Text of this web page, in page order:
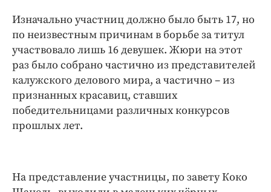
Клиника года
Бренд года
Работодатель года
Изначально участниц должно было быть 17, но
по неизвестным причинам в борьбе за титул
участвовало лишь 16 девушек. Жюри на этот
раз было собрано частично из представителей
калужского делового мира, а частично – из
признанных красавиц, ставших
победительницами различных конкурсов
прошлых лет.
На представление участницы, по завету Коко